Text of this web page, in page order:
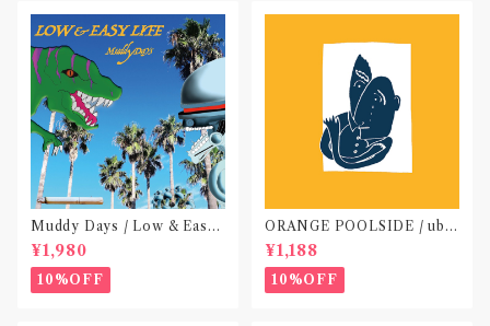
Muddy Days / Low & Easy
Life〝東京〟
¥1,980
10%OFF
ORANGE POOLSIDE / ubu
(CD作品)〝神奈川・厚木〟
¥1,188
10%OFF